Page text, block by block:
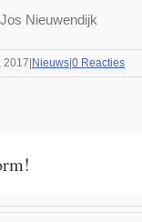
Nieuwendijk
2017 Nieuws 0 Reacties